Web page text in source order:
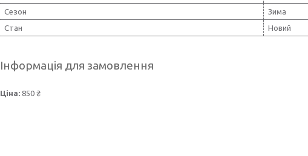
Сезон
Зима
Стан
Новий
Інформація для замовлення
Ціна: 850 ₴